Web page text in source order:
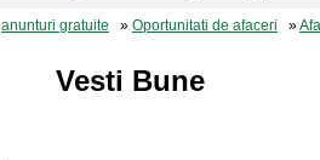
anunturi gratuite » Oportunitati de afaceri »
Vesti Bune